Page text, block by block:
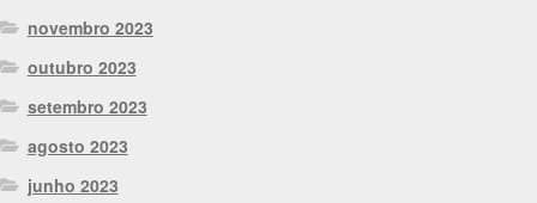
novembro 2023
outubro 2023
setembro 2023
agosto 2023
junho 2023